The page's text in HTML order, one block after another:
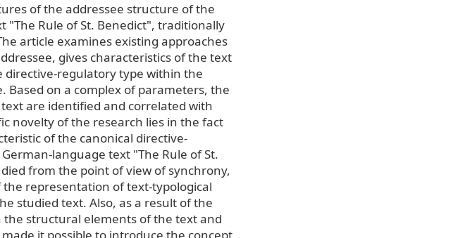
of the addressee structure of the
Rule of St. Benedict", traditionally
article examines existing approaches
gives characteristics of the text
directive-regulatory type within the
on a complex of parameters, the
are identified and correlated with
novelty of the research lies in the fact
of the canonical directive-
language text "The Rule of St.
from the point of view of synchrony,
representation of text-typological
studied text. Also, as a result of the
the structural elements of the text and